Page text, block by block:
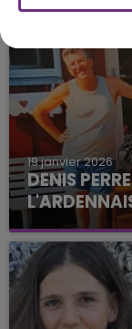
19 janvier 2026
DENIS